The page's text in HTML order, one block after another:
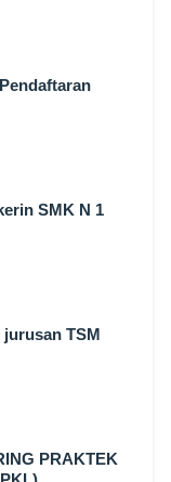
SMK N 1
TSM
PRAKTEK